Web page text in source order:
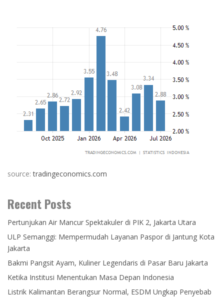
source:tradingeconomics.com
Recent Posts
Pertunjukan Air Mancur Spektakuler di PIK 2, Jakarta Utara
ULP Semanggi: Mempermudah Layanan Paspor di Jantung Kota
Jakarta
Bakmi Pangsit Ayam, Kuliner Legendaris di Pasar Baru Jakarta
Ketika Institusi Menentukan Masa Depan Indonesia
Listrik Kalimantan Berangsur Normal, ESDM Ungkap Penyebab